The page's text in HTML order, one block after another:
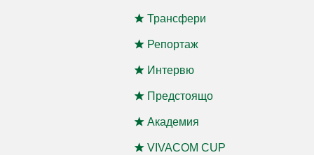
Трансфери
Репортаж
Интервю
Предстоящо
Академия
VIVACOM CUP